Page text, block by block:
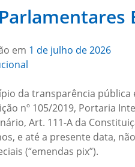
em 1 de julho de 2026
da transparência pública
nº 105/2019, Portaria
Art. 111-A da
e até a presente data,
(“emendas pix”).